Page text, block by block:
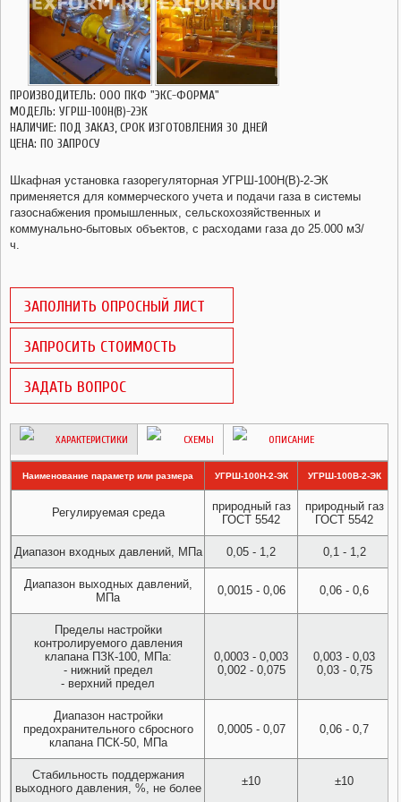
ГАЗОВЫЕ ШАРОВЫЕ КРАНЫ ГШК
ЗАПОРНАЯ АРМАТУРА
СЧЕТЧИКИ ГАЗА
ПРОИЗВОДИТЕЛЬ: ООО ПКФ "ЭКС-ФОРМА"
МОДЕЛЬ: УГРШ-100Н(В)-2ЭК
НАЛИЧИЕ: ПОД ЗАКАЗ, СРОК ИЗГОТОВЛЕНИЯ 30 ДНЕЙ
ЦЕНА: ПО ЗАПРОСУ
Шкафная установка газорегуляторная УГРШ-100Н(В)-2-ЭК
применяется для коммерческого учета и подачи газа в системы
газоснабжения промышленных, сельскохозяйственных и
коммунально-бытовых объектов, с расходами газа до 25.000 м3/
ч.
ЗАПОЛНИТЬ ОПРОСНЫЙ ЛИСТ
ЗАПРОСИТЬ СТОИМОСТЬ
ЗАДАТЬ ВОПРОС
ХАРАКТЕРИСТИКИ СХЕМЫ ОПИСАНИЕ
Наименование параметр или размера УГРШ-100Н-2-ЭК УГРШ-100В-2-ЭК
Регулируемая среда
природный газ
ГОСТ 5542
природный газ
ГОСТ 5542
Диапазон входных давлений, МПа 0,05 - 1,2 0,1 - 1,2
Диапазон выходных давлений,
МПа
0,0015 - 0,06 0,06 - 0,6
Пределы настройки
контролируемого давления
клапана ПЗК-100, МПа:
- нижний предел
- верхний предел
0,0003 - 0,003
0,002 - 0,075
0,003 - 0,03
0,03 - 0,75
Диапазон настройки
предохранительного сбросного
клапана ПСК-50, МПа
0,0005 - 0,07 0,06 - 0,7
Стабильность поддержания
выходного давления, %, не более
±10 ±10